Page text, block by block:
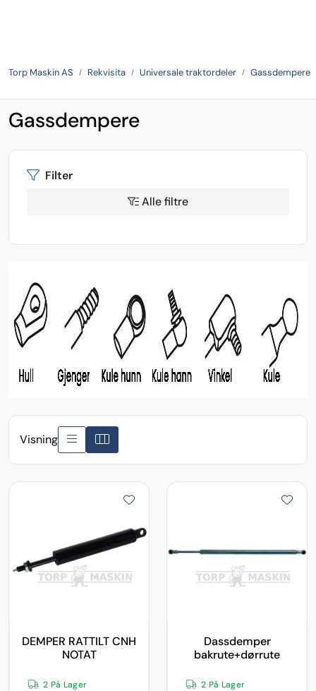
Torp Maskin AS Rekvisita Universale traktordeler Gassdempere
Filter
Alle filtre
Visning
DEMPER RATTILT CNH
NOTAT
2 På Lager
Dassdemper
bakrute+dørrute
2 På Lager
Gassdempere